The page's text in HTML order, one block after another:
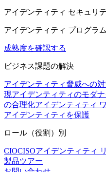
アイデンティティ セキュリ
アイデンティティ プログラ
成熟度を確認する
ビジネス課題の解決
アイデンティティ脅威への
現アイデンティティのモダ
の合理化アイデンティティ
アイデンティティを保護
ロール（役割）別
CIOCISOアイデンティティ
製品ツアー